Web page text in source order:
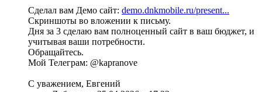
Сделал вам Демо сайт: demo.dnkmobile.ru/present...
Скриншоты во вложении к письму.
Дня за 3 сделаю вам полноценный сайт в ваш бюджет, и
учитывая ваши потребности.
Обращайтесь.
Мой Телеграм: @kapranove
С уважением, Евгений